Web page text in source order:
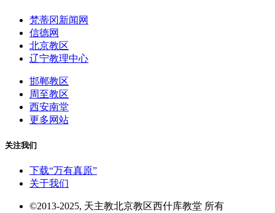
梵蒂冈新闻网
信德网
北京教区
辽宁教理中心
邯郸教区
周至教区
西安南堂
更多网站
关注我们
下载“万有真原”
关于我们
©2013-2025, 天主教北京教区西什库教堂 所有